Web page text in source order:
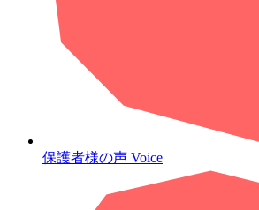
保護者様の声 Voice